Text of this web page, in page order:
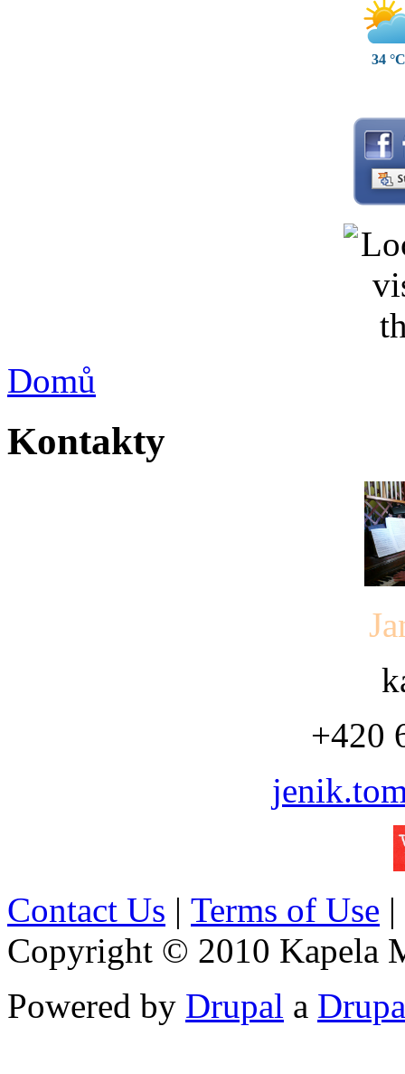
34 °C
Domů
Kontakty
+420
Contact Us | Terms of Use |
Copyright © 2010 Kapela
Powered by Drupal a